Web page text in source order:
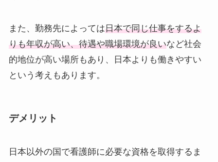
また、勤務先によっては日本で同じ仕事をするよ
りも年収が高い、待遇や職場環境が良いなど社会
的地位が高い場所もあり、日本よりも働きやすい
という考えもあります。
デメリット
日本以外の国で看護師に必要な資格を取得するま